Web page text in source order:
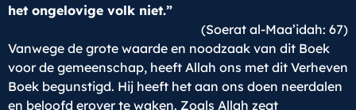
het ongelovige volk niet.”
(Soerat al-Maa’idah: 67)
Vanwege de grote waarde en noodzaak van dit Boek
voor de gemeenschap, heeft Allah ons met dit Verheven
Boek begunstigd. Hij heeft het aan ons doen neerdalen
en beloofd erover te waken. Zoals Allah zegt